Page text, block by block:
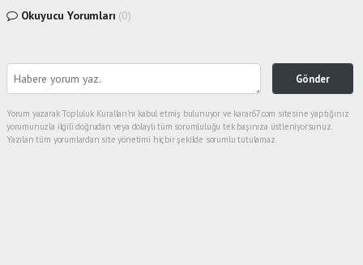
Okuyucu Yorumları (0)
Gönder
Yorum yazarak Topluluk Kuralları’nı kabul etmiş bulunuyor ve karar67.com sitesine yaptığınız
yorumunuzla ilgili doğrudan veya dolaylı tüm sorumluluğu tek başınıza üstleniyorsunuz.
Yazılan tüm yorumlardan site yönetimi hiçbir şekilde sorumlu tutulamaz.